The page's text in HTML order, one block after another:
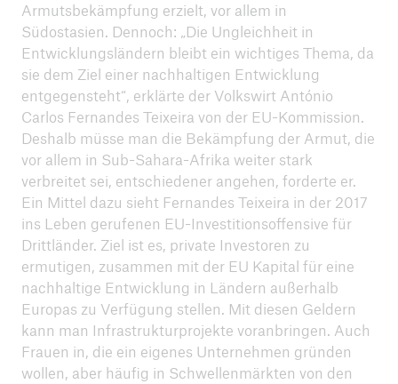
Armutsbekämpfung erzielt, vor allem in
Südostasien. Dennoch: „Die Ungleichheit in
Entwicklungsländern bleibt ein wichtiges Thema, da
sie dem Ziel einer nachhaltigen Entwicklung
entgegensteht“, erklärte der Volkswirt António
Carlos Fernandes Teixeira von der EU-Kommission.
Deshalb müsse man die Bekämpfung der Armut, die
vor allem in Sub-Sahara-Afrika weiter stark
verbreitet sei, entschiedener angehen, forderte er.
Ein Mittel dazu sieht Fernandes Teixeira in der 2017
ins Leben gerufenen EU-Investitionsoffensive für
Drittländer. Ziel ist es, private Investoren zu
ermutigen, zusammen mit der EU Kapital für eine
nachhaltige Entwicklung in Ländern außerhalb
Europas zu Verfügung stellen. Mit diesen Geldern
kann man Infrastrukturprojekte voranbringen. Auch
Frauen in, die ein eigenes Unternehmen gründen
wollen, aber häufig in Schwellenmärkten von den
ICII 2024
Zusammenfassung